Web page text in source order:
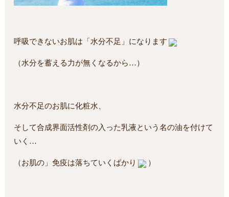
呼吸できないお肌は「水分不足」になります
（水分を蓄える力が無くなるから…）
水分不足のお肌に化粧水、
そして合成界面活性剤の入った乳液という名の油を付けて
いく…
（お肌の」免疫は落ちていくばかり ）